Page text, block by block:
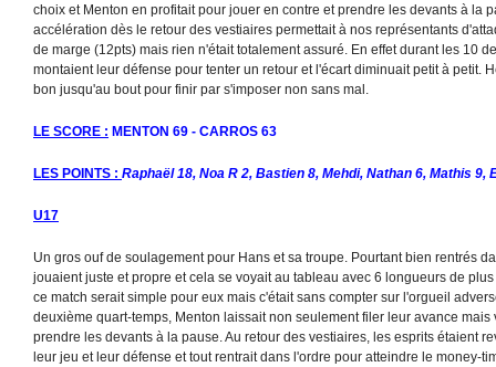
choix et Menton en profitait pour jouer en contre et prendre les devants à la
accélération dès le retour des vestiaires permettait à nos représentants
de marge (12pts) mais rien n'était totalement assuré. En effet durant les 10
montaient leur défense pour tenter un retour et l'écart diminuait petit à petit.
bon jusqu'au bout pour finir par s'imposer non sans mal.
LE SCORE : MENTON 69 - CARROS 63
LES POINTS : Raphaël 18, Noa R 2, Bastien 8, Mehdi, Nathan 6, Mathis 9,
U17
Un gros ouf de soulagement pour Hans et sa troupe. Pourtant bien rentrés
jouaient juste et propre et cela se voyait au tableau avec 6 longueurs de
ce match serait simple pour eux mais c'était sans compter sur l'orgueil
deuxième quart-temps, Menton laissait non seulement filer leur avance
prendre les devants à la pause. Au retour des vestiaires, les esprits étaient
leur jeu et leur défense et tout rentrait dans l'ordre pour atteindre le money-